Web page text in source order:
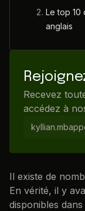
Le top 10
anglais
Recevez
accédez à
Il existe de
En vérité, il y
disponibles